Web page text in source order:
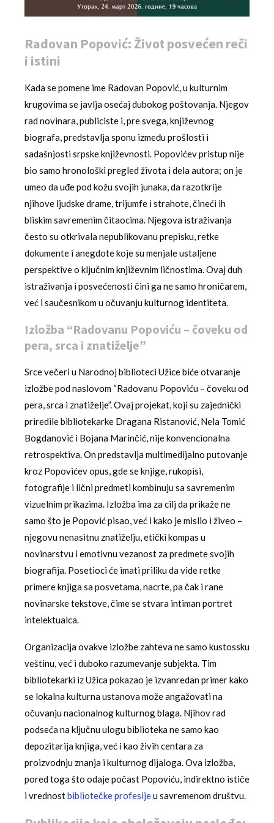
Radovan Popović: Život posvećen reči
i istini
Kada se pomene ime Radovan Popović, u kulturnim
krugovima se javlja osećaj dubokog poštovanja. Njegov
rad novinara, publiciste i, pre svega, književnog
biografa, predstavlja sponu između prošlosti i
sadašnjosti srpske književnosti. Popovićev pristup nije
bio samo hronološki pregled života i dela autora; on je
umeo da uđe pod kožu svojih junaka, da razotkrije
njihove ljudske drame, trijumfe i strahote, čineći ih
bliskim savremenim čitaocima. Njegova istraživanja
često su otkrivala nepublikovanu prepisku, retke
dokumente i anegdote koje su menjale ustaljene
perspektive o ključnim književnim ličnostima. Ovaj duh
istraživanja i posvećenosti čini ga ne samo hroničarem,
već i saučesnikom u očuvanju kulturnog identiteta.
Izložba “Radovanu Popoviću – čoveku od
pera, srca i znatiželje”
Srce večeri u Narodnoj biblioteci Užice biće otvaranje
izložbe pod naslovom “Radovanu Popoviću – čoveku od
pera, srca i znatiželje”. Ovaj projekat, koji su zajednički
priredile bibliotekarke Dragana Ristanović, Nela Tomić
Bogdanović i Bojana Marinčić, nije konvencionalna
retrospektiva. On predstavlja multimedijalno putovanje
kroz Popovićev opus, gde se knjige, rukopisi,
fotografije i lični predmeti kombinuju sa savremenim
vizuelnim prikazima. Izložba ima za cilj da prikaže ne
samo što je Popović pisao, već i kako je mislio i živeo –
njegovu nenasitnu znatiželju, etički kompas u
novinarstvu i emotivnu vezanost za predmete svojih
biografija. Posetioci će imati priliku da vide retke
primere knjiga sa posvetama, nacrte, pa čak i rane
novinarske tekstove, čime se stvara intiman portret
intelektualca.
Organizacija ovakve izložbe zahteva ne samo kustossku
veštinu, već i duboko razumevanje subjekta. Tim
bibliotekarki iz Užica pokazao je izvanredan primer kako
se lokalna kulturna ustanova može angažovati na
očuvanju nacionalnog kulturnog blaga. Njihov rad
podseća na ključnu ulogu biblioteka ne samo kao
depozitarija knjiga, već i kao živih centara za
proizvodnju znanja i kulturnog dijaloga. Ova izložba,
pored toga što odaje počast Popoviću, indirektno ističe
i vrednostbibliotečke profesijeu savremenom društvu.